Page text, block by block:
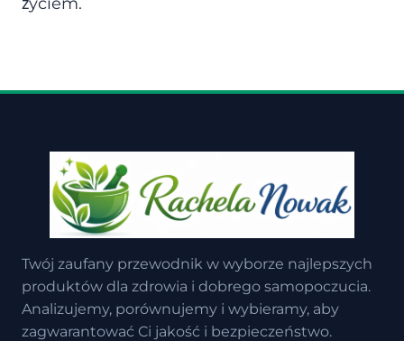
Twój zaufany przewodnik w wyborze najlepszych
produktów dla zdrowia i dobrego samopoczucia.
Analizujemy, porównujemy i wybieramy, aby
zagwarantować Ci jakość i bezpieczeństwo.